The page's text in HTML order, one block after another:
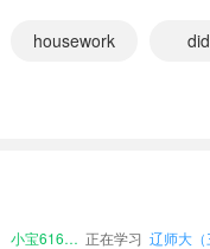
housework did
小宝616503 正在学习